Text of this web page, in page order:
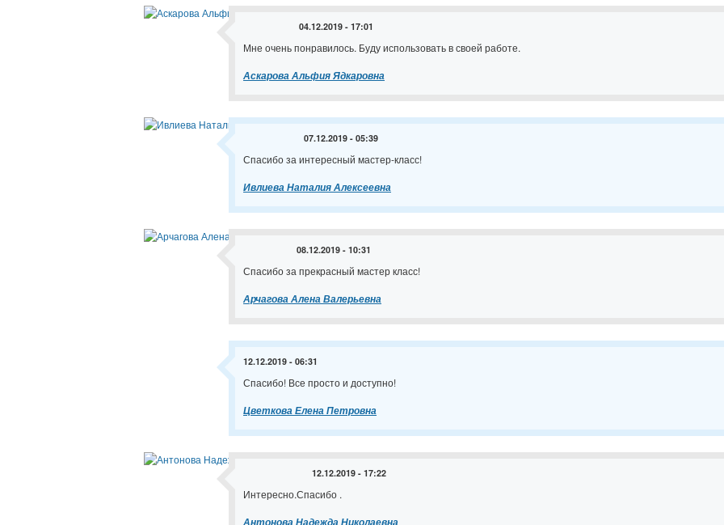
04.12.2019 - 17:01
Мне очень понравилось. Буду использовать в своей работе.
Аскарова Альфия Ядкаровна
07.12.2019 - 05:39
Спасибо за интересный мастер-класс!
Ивлиева Наталия Алексеевна
08.12.2019 - 10:31
Спасибо за прекрасный мастер класс!
Арчагова Алена Валерьевна
12.12.2019 - 06:31
Спасибо! Все просто и доступно!
Цветкова Елена Петровна
12.12.2019 - 17:22
Интересно.Спасибо .
Антонова Надежда Николаевна